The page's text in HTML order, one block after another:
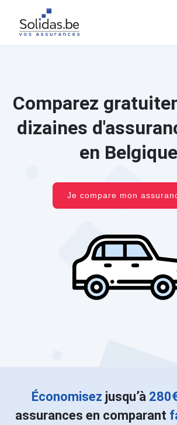
Comparez
dizaines
en
Je compare mon
Économisez jusqu’à
assurances en comparant